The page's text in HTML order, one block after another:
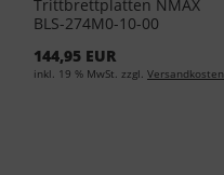
Trittbrettplatten NMAX
BLS-274M0-10-00
144,95 EUR
inkl. 19 % MwSt. zzgl. Versandkosten